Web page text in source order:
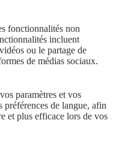
fonctionnalités non
incluent
ou le partage de
de médias sociaux.
paramètres et vos
préférences de langue, afin
et plus efficace lors de vos